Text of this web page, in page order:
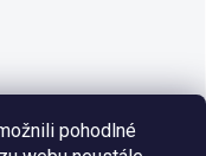
pohodlné